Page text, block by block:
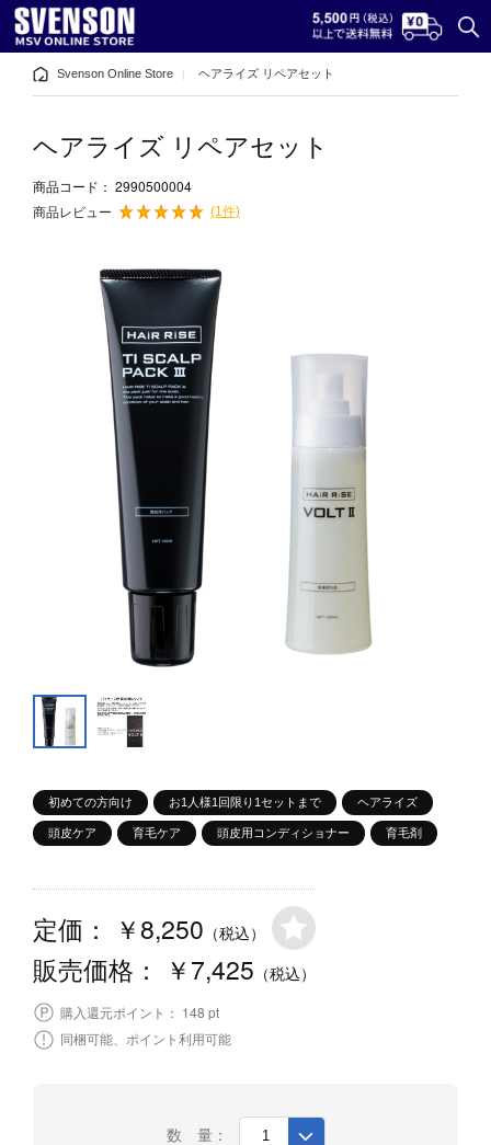
Svenson Online Store ヘアライズ リペアセット
ヘアライズ リペアセット
商品コード： 2990500004
商品レビュー (1件)
初めての方向け お1人様1回限り1セットまで ヘアライズ
頭皮ケア 育毛ケア 頭皮用コンディショナー 育毛剤
定価： ￥8,250 （税込）
販売価格： ￥7,425 （税込）
購入還元ポイント： 148 pt
同梱可能、ポイント利用可能
数 量：